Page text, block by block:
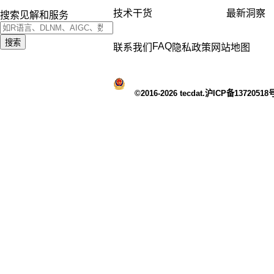
搜索见解和服务
搜索
技术干货 最新洞察
联系我们 FAQ隐私政策 网站地图
©2016-2026 tecdat.沪ICP备13720518